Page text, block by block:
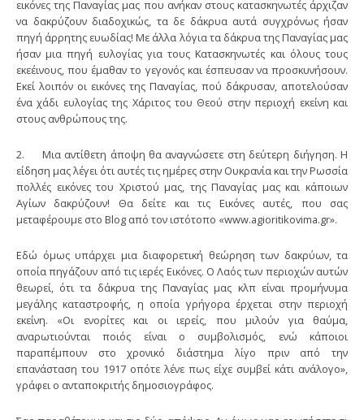
εικόνες της Παναγίας μας που ανήκαν στους κατασκηνωτές άρχιζαν
να δακρύζουν διαδοχικώς, τα δε δάκρυα αυτά συγχρόνως ήσαν
πηγή άρρητης ευωδίας! Με άλλα λόγια τα δάκρυα της Παναγίας μας
ήσαν μια πηγή ευλογίας για τους Κατασκηνωτές και όλους τους
εκεέινους, που έμαθαν το γεγονός και έσπευσαν να προσκυνήσουν.
Εκεί λοιπόν οι εικόνες της Παναγίας, πού δάκρυσαν, αποτελούσαν
ένα χάδι ευλογίας της Χάριτος του Θεού στην περιοχή εκείνη και
στους ανθρώπους της.
2. Μια αντίθετη άποψη θα αναγνώσετε στη δεύτερη διήγηση. Η
είδηση μας λέγει ότι αυτές τις ημέρες στην Ουκρανία και την Ρωσσία
πολλές εικόνες του Χριστού μας, της Παναγίας μας και κάποιων
Αγίων δακρύζουν! Θα δείτε και τις Εικόνες αυτές, που σας
μεταφέρουμε στο Blog από τον ιστότοπο «www.agioritikovima.gr».
Εδώ όμως υπάρχει μια διαφορετική θεώρηση των δακρύων, τα
οποία πηγάζουν από τις ιερές Εικόνες. Ο Λαός των περιοχών αυτών
θεωρεί, ότι τα δάκρυα της Παναγίας μας κλπ είναι προμήνυμα
μεγάλης καταστροφής, η οποία γρήγορα έρχεται στην περιοχή
εκείνη. «Οι ενορίτες και οι ιερείς, που μιλούν για θαύμα,
αναρωτιούνται ποιός είναι ο συμβολισμός, ενώ κάποιοι
παραπέμπουν στο χρονικό διάστημα λίγο πριν από την
επανάσταση του 1917 οπότε λένε πως είχε συμβεί κάτι ανάλογο»,
γράφει ο ανταποκριτής δημοσιογράφος.